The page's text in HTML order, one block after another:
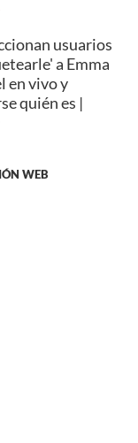
usuarios
a Emma
en vivo y
quién es |
WEB